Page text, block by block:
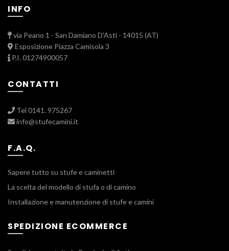
INFO
via Peano 1 - San Damiano D'Asti - 14015 (AT)
Esposizione Piazza Camisola 3
P.I. 01274900057
CONTATTI
Tel 0141. 975267
info@stufecamini.it
F.A.Q.
Sapere tutto su stufe e caminetti
La scelta del modello di stufa o di camino
Installazione e manutenzione di stufe e camini
SPEDIZIONE ECOMMERCE